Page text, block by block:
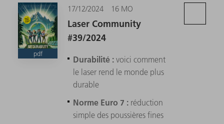
pdf
17/12/2024 16 MO
Laser Community
#39/2024
Durabilité : voici comment
le laser rend le monde plus
durable
Norme Euro 7 : réduction
simple des poussières fines